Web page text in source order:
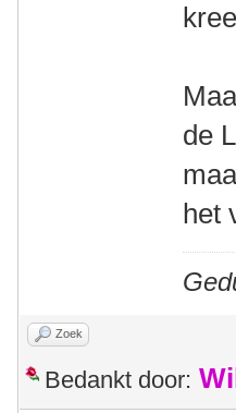
de
het
Zoek
Bedankt door: